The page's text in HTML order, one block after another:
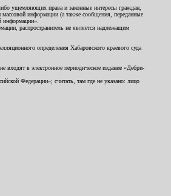
ущемляющих права и законные интересы граждан,
информации (а также сообщения, переданные
информации».
распространитель не является надлежащим
определения Хабаровского краевого суда
входят в электронное периодическое издание «Дебри-
Федерации»; считать, там где не указано: лицо